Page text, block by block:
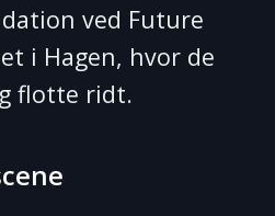
ved Future
i Hagen, hvor de
flotte ridt.